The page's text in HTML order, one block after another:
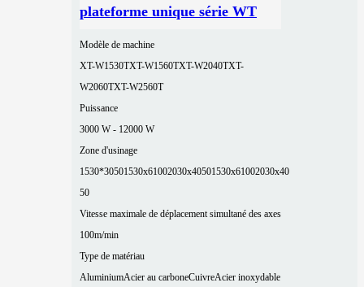
plateforme unique série WT
Modèle de machine
XT-W1530TXT-W1560TXT-W2040TXT-
W2060TXT-W2560T
Puissance
3000 W - 12000 W
Zone d'usinage
1530*30501530x61002030x40501530x61002030x40
50
Vitesse maximale de déplacement simultané des axes
100m/min
Type de matériau
AluminiumAcier au carboneCuivreAcier inoxydable